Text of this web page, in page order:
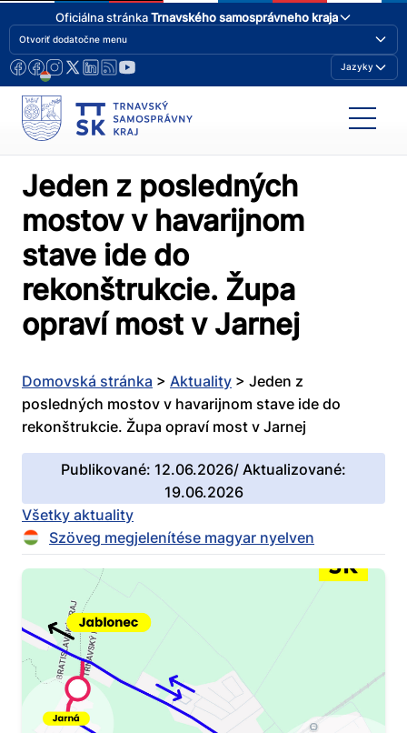
Oficiálna stránkaTrnavského samosprávneho kraja
Otvoriť dodatočne menu
Jazyky
Jeden z posledných
mostov v havarijnom
stave ide do
rekonštrukcie. Župa
opraví most v Jarnej
Domovská stránka > Aktuality > Jeden z
posledných mostov v havarijnom stave ide do
rekonštrukcie. Župa opraví most v Jarnej
Publikované: 12.06.2026/ Aktualizované:
19.06.2026
Všetky aktuality
Szöveg megjelenítése magyar nyelven